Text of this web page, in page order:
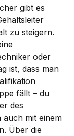
gibt es
zu steigern.
oder
ist, dass man
fällt – du
des
auch mit einem
Über die